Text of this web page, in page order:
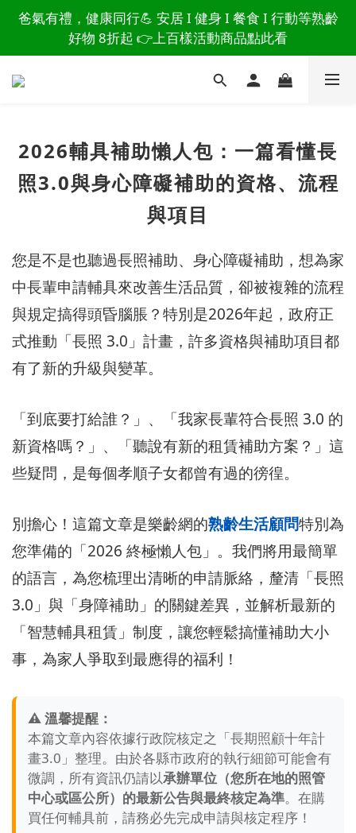
讀懂爸爸總說「不用買」的堅強 👉 3大生活貼心巧
思，找回他的生活主導權
爸氣有禮，健康同行💪 安居 I 健身 I 餐食 I 行動等熟齡
好物 8折起 👉上百樣活動商品點此看
讀懂爸爸總說「不用買」的堅強 👉 3大生活貼心巧
思，找回他的生活主導權
2026輔具補助懶人包：一篇看懂長
照3.0與身心障礙補助的資格、流程
與項目
您是不是也聽過長照補助、身心障礙補助，想為家
中長輩申請輔具來改善生活品質，卻被複雜的流程
與規定搞得頭昏腦脹？特別是2026年起，政府正
式推動「長照 3.0」計畫，許多資格與補助項目都
有了新的升級與變革。
「到底要打給誰？」、「我家長輩符合長照 3.0 的
新資格嗎？」、「聽說有新的租賃補助方案？」這
些疑問，是每個孝順子女都曾有過的徬徨。
別擔心！這篇文章是樂齡網的熟齡生活顧問特別為
您準備的「2026 終極懶人包」。我們將用最簡單
的語言，為您梳理出清晰的申請脈絡，釐清「長照
3.0」與「身障補助」的關鍵差異，並解析最新的
「智慧輔具租賃」制度，讓您輕鬆搞懂補助大小
事，為家人爭取到最應得的福利！
⚠️ 溫馨提醒：
本篇文章內容依據行政院核定之「長期照顧十年計
畫3.0」整理。由於各縣市政府的執行細節可能會有
微調，所有資訊仍請以承辦單位（您所在地的照管
中心或區公所）的最新公告與最終核定為準。在購
買任何輔具前，請務必先完成申請與核定程序！